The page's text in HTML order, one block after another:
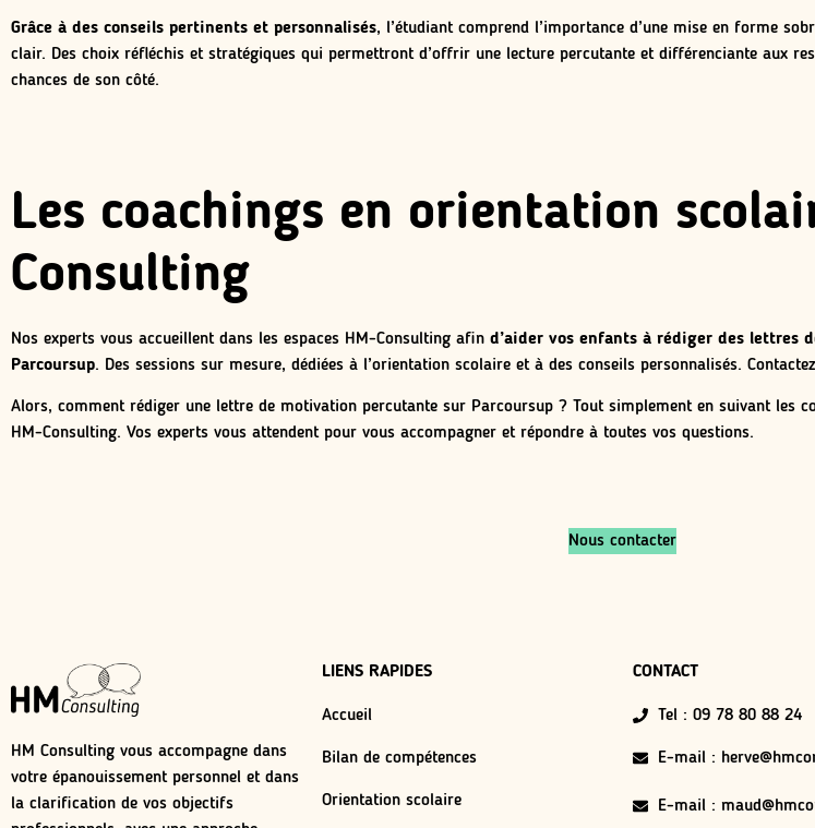
Grâce à des conseils pertinents et personnalisés, l’étudiant comprend l’importance d’une mise en forme
clair. Des choix réfléchis et stratégiques qui permettront d’offrir une lecture percutante et différenciante aux
chances de son côté.
Les coachings en orientation
Consulting
Nos experts vous accueillent dans les espaces HM-Consulting afin d’aider vos enfants à rédiger des lettres
Parcoursup. Des sessions sur mesure, dédiées à l’orientation scolaire et à des conseils personnalisés.
Alors, comment rédiger une lettre de motivation percutante sur Parcoursup ? Tout simplement en suivant les
HM-Consulting. Vos experts vous attendent pour vous accompagner et répondre à toutes vos questions.
Nous contacter
HM Consulting vous accompagne dans
votre épanouissement personnel et dans
la clarification de vos objectifs
LIENS RAPIDES
Accueil
Bilan de compétences
Orientation scolaire
CONTACT
Tel : 09 78 80 88 24
E-mail :
E-mail :